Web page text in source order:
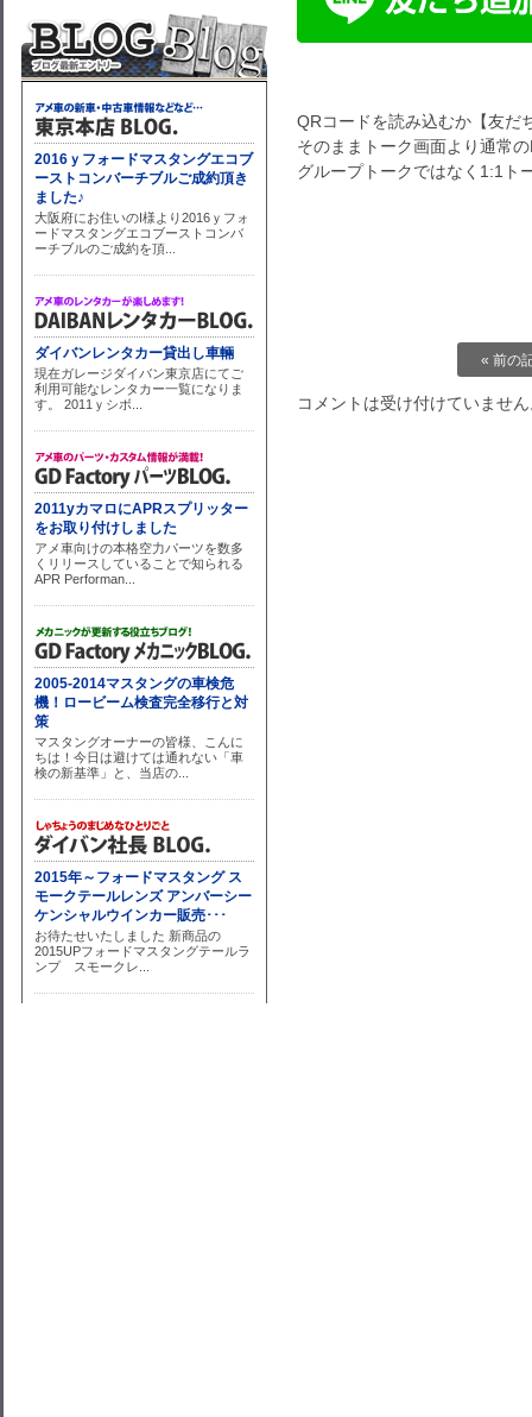
QRコードを読み込むか【友だ
そのままトーク画面より通常
グループトークではなく1:1ト
« 前の
コメントは受け付けていませ